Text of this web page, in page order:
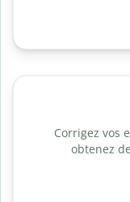
Corrigez vos
obtenez